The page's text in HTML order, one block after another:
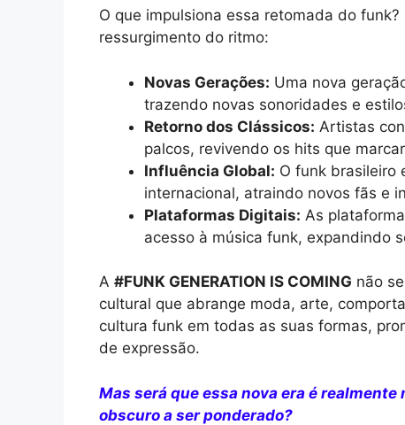
O que impulsiona essa retomada do
ressurgimento do ritmo:
Novas Gerações: Uma nova
trazendo novas sonoridades e
Retorno dos Clássicos: Artistas
palcos, revivendo os hits que
Influência Global: O funk brasileiro
internacional, atraindo novos fãs e
Plataformas Digitais: As
acesso à música funk, expandindo
A #FUNK GENERATION IS COMING não
cultural que abrange moda, arte,
cultura funk em todas as suas formas,
de expressão.
Mas será que essa nova era é
obscuro a ser ponderado?